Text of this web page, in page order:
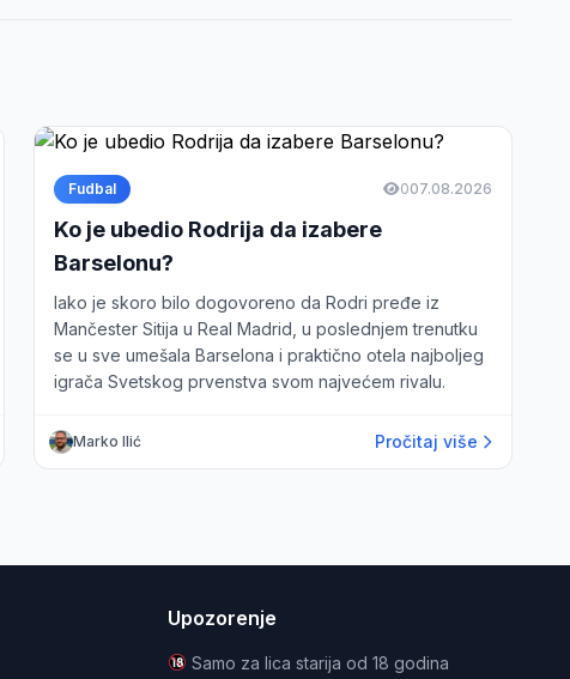
Fudbal 007.08.2026
Ko je ubedio Rodrija da izabere
Barselonu?
Iako je skoro bilo dogovoreno da Rodri pređe iz
Mančester Sitija u Real Madrid, u poslednjem trenutku
se u sve umešala Barselona i praktično otela najboljeg
igrača Svetskog prvenstva svom najvećem rivalu.
Marko Ilić Pročitaj više
Upozorenje
Samo za lica starija od 18 godina